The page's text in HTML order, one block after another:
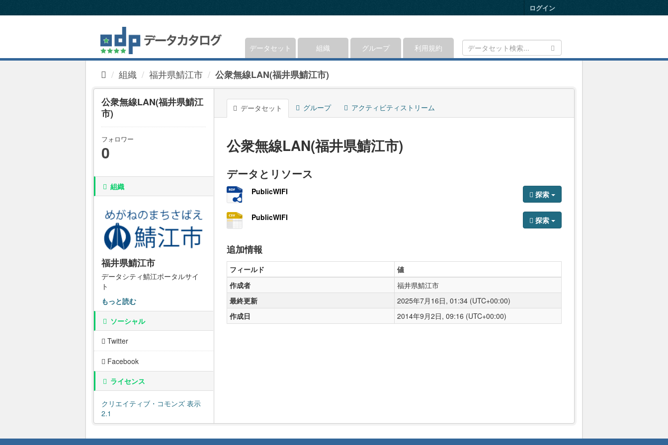
キ
ログイン
データセット 組織 グループ 利用規約
組織 福井県鯖江市 公衆無線LAN(福井県鯖江市)
公衆無線LAN(福井県鯖江
市)
フォロワー
0
組織
福井県鯖江市
データシティ鯖江ポータルサイ
ト
もっと読む
ソーシャル
Twitter
Facebook
ライセンス
クリエイティブ・コモンズ 表示
2.1
データセット グループ アクティビティストリーム
公衆無線LAN(福井県鯖江市)
データとリソース
PublicWIFI 探索
PublicWIFI 探索
追加情報
フィールド
値
作成者
福井県鯖江市
最終更新
2025年7月16日, 01:34 (UTC+00:00)
作成日
2014年9月2日, 09:16 (UTC+00:00)